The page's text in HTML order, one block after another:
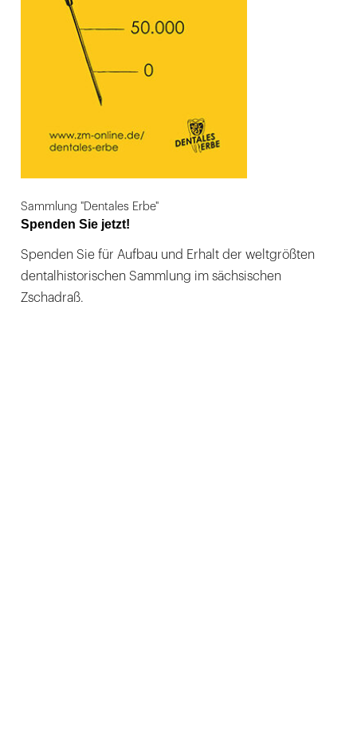
Sammlung "Dentales Erbe"
Spenden Sie jetzt!
Spenden Sie für Aufbau und Erhalt der weltgrößten
dentalhistorischen Sammlung im sächsischen
Zschadraß.